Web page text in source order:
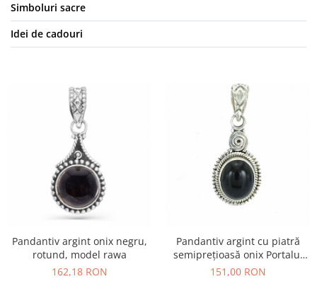
Simboluri sacre
Idei de cadouri
Pandantiv argint onix negru,
rotund, model rawa
162,18 RON
Pandantiv argint cu piatră
semiprețioasă onix Portalul
Magic
151,00 RON